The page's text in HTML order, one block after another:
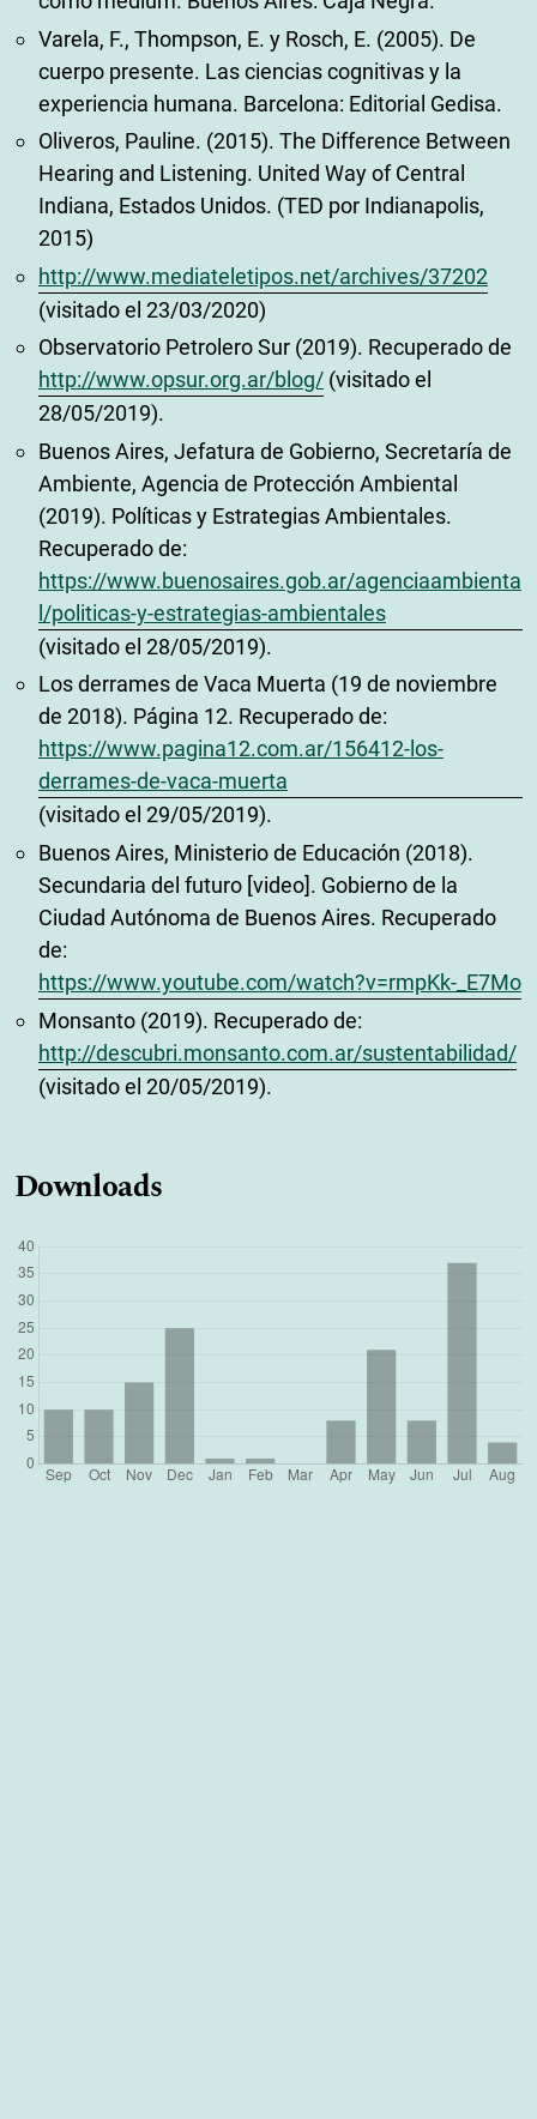
Varela, F., Thompson, E. y Rosch, E. (2005). De
cuerpo presente. Las ciencias cognitivas y la
experiencia humana. Barcelona: Editorial Gedisa.
Oliveros, Pauline. (2015). The Difference Between
Hearing and Listening. United Way of Central
Indiana, Estados Unidos. (TED por Indianapolis,
2015)
http://www.mediateletipos.net/archives/37202
(visitado el 23/03/2020)
Observatorio Petrolero Sur (2019). Recuperado de
http://www.opsur.org.ar/blog/ (visitado el
28/05/2019).
Buenos Aires, Jefatura de Gobierno, Secretaría de
Ambiente, Agencia de Protección Ambiental
(2019). Políticas y Estrategias Ambientales.
Recuperado de:
https://www.buenosaires.gob.ar/agenciaambienta
l/politicas-y-estrategias-ambientales
(visitado el 28/05/2019).
Los derrames de Vaca Muerta (19 de noviembre
de 2018). Página 12. Recuperado de:
https://www.pagina12.com.ar/156412-los-
derrames-de-vaca-muerta
(visitado el 29/05/2019).
Buenos Aires, Ministerio de Educación (2018).
Secundaria del futuro [video]. Gobierno de la
Ciudad Autónoma de Buenos Aires. Recuperado
de:
https://www.youtube.com/watch?v=rmpKk-_E7Mo
Monsanto (2019). Recuperado de:
http://descubri.monsanto.com.ar/sustentabilidad/
(visitado el 20/05/2019).
Downloads